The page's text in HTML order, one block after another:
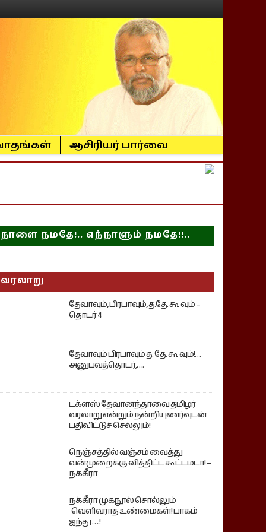
ஆசிரியர் பார்வை
நாளை நமதே!.. எந்நாளும் நமதே!!..
வரலாறு
தேவாவும், பிரபாவும், த.தே. கூ வும் –
தொடர் 4
தேவாவும் பிரபாவும் த. தே. கூ வும்!…
அனுபவத்தொடர்,….
டக்ளஸ் தேவானந்தாவை தமிழர்
வரலாறு என்றும் நன்றியுணர்வுடன்
பதிவிட்டுச் செல்லும்!
நெஞ்சத்தில் வஞ்சம் வைத்து
வன்முறைக்கு வித்திட்ட கூட்டமடா! –
நக்கீரா
நக்கீரா முகநூல் சொல்லும்
வெளிவராத உண்மைகள்! பாகம்
ஐந்து ….!